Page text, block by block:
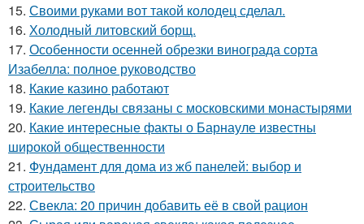
15. Своими руками вот такой колодец сделал.
16. Холодный литовский борщ.
17. Особенности осенней обрезки винограда сорта
Изабелла: полное руководство
18. Какие казино работают
19. Какие легенды связаны с московскими монастырями
20. Какие интересные факты о Барнауле известны
широкой общественности
21. Фундамент для дома из жб панелей: выбор и
строительство
22. Свекла: 20 причин добавить её в свой рацион